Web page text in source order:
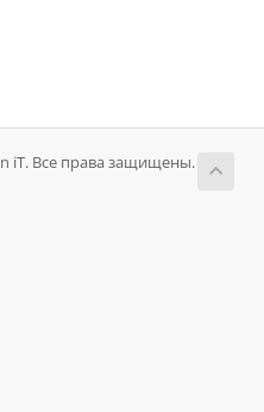
iT. Все права защищены.